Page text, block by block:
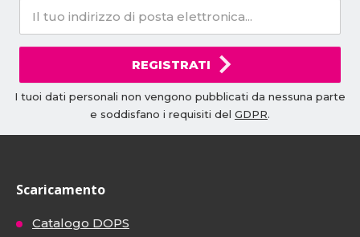
REGISTRATI
I tuoi dati personali non vengono pubblicati da nessuna parte
e soddisfano i requisiti del GDPR.
Scaricamento
Catalogo DOPS